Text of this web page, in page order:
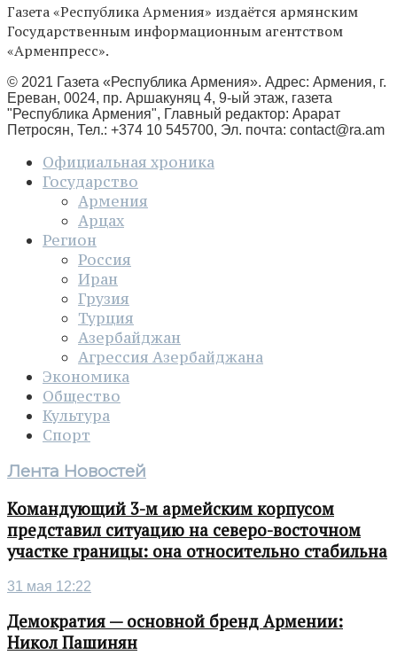
Газета «Республика Армения» издаётся армянским
Государственным информационным агентством
«Арменпресс».
© 2021 Газета «Республика Армения». Адрес: Армения, г.
Ереван, 0024, пр. Аршакуняц 4, 9-ый этаж, газета
"Республика Армения", Главный редактор: Арарат
Петросян, Тел.: +374 10 545700, Эл. почта: contact@ra.am
Официальная хроника
Государство
Армения
Арцах
Регион
Россия
Иран
Грузия
Турция
Азербайджан
Агрессия Азербайджана
Экономика
Общество
Культура
Спорт
Лента Новостей
Командующий 3-м армейским корпусом
представил ситуацию на северо-восточном
участке границы: она относительно стабильна
31 мая 12:22
Демократия — основной бренд Армении:
Никол Пашинян